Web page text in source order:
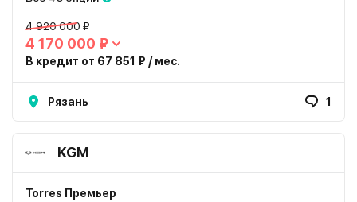
4 920 000 ₽
4 170 000 ₽
В кредит от 67 851 ₽ / мес.
Рязань 1
KGM
Torres Премьер